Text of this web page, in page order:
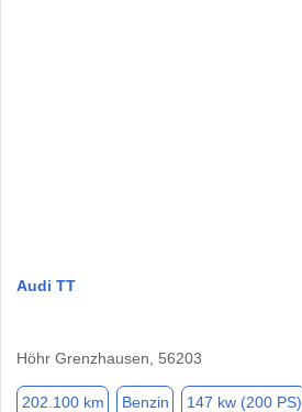
Audi TT
Höhr Grenzhausen, 56203
202.100 km Benzin 147 kw (200 PS)